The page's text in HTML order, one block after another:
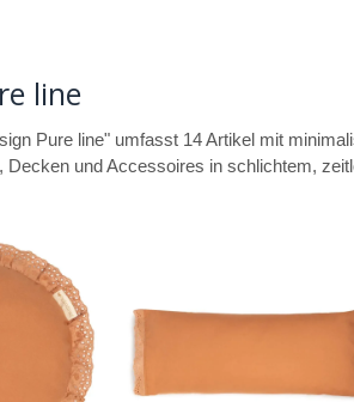
line
Pure line" umfasst 14 Artikel mit
Decken und Accessoires in schlichtem,